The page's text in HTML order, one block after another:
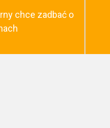
chce zadbać o